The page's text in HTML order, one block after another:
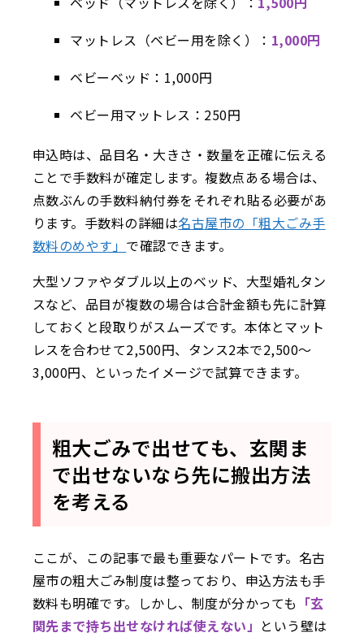
マットレス（ベビー用を除く）： 1,000円
ベビーベッド：1,000円
ベビー用マットレス：250円
申込時は、品目名・大きさ・数量を正確に伝える
ことで手数料が確定します。複数点ある場合は、
点数ぶんの手数料納付券をそれぞれ貼る必要があ
ります。手数料の詳細は名古屋市の「粗大ごみ手
数料のめやす」 で確認できます。
大型ソファやダブル以上のベッド、大型婚礼タン
スなど、品目が複数の場合は合計金額も先に計算
しておくと段取りがスムーズです。本体とマット
レスを合わせて2,500円、タンス2本で2,500〜
3,000円、といったイメージで試算できます。
粗大ごみで出せても、玄関ま
で出せないなら先に搬出方法
を考える
ここが、この記事で最も重要なパートです。名古
屋市の粗大ごみ制度は整っており、申込方法も手
数料も明確です。しかし、制度が分かっても 「玄
関先まで持ち出せなければ使えない」 という壁は